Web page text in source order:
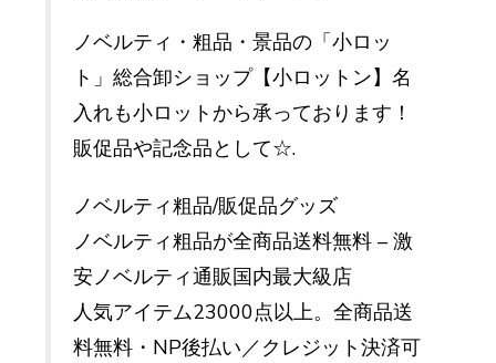
ノベルティ・粗品・景品の「小ロッ
ト」総合卸ショップ【小ロットン】名
入れも小ロットから承っております！
販促品や記念品として☆.
ノベルティ粗品/販促品グッズ
ノベルティ粗品が全商品送料無料 – 激
安ノベルティ通販国内最大級店
人気アイテム23000点以上。全商品送
料無料・NP後払い／クレジット決済可